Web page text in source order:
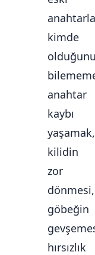
kimde
anahtar
kaybı
yaşamak,
kilidin
zor
dönmesi,
göbeğin
hırsızlık